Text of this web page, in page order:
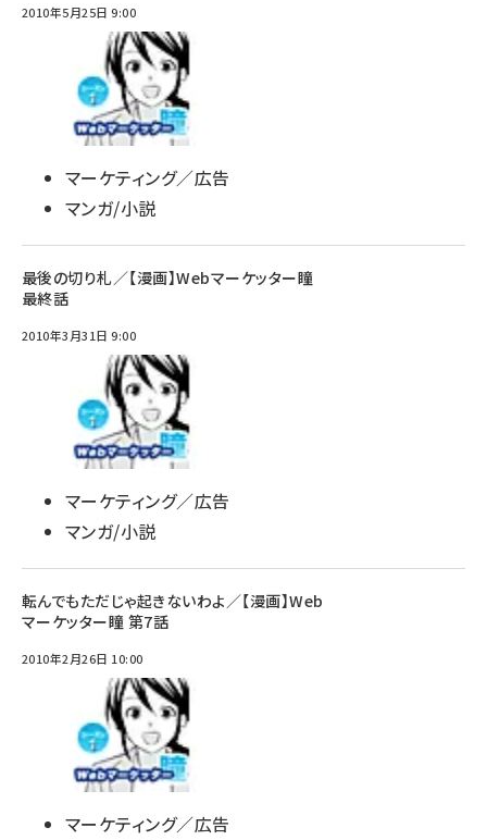
2010年5月25日 9:00
マーケティング／広告
マンガ/小説
最後の切り札／【漫画】Webマーケッター瞳
最終話
2010年3月31日 9:00
マーケティング／広告
マンガ/小説
転んでもただじゃ起きないわよ／【漫画】Web
マーケッター瞳 第7話
2010年2月26日 10:00
マーケティング／広告